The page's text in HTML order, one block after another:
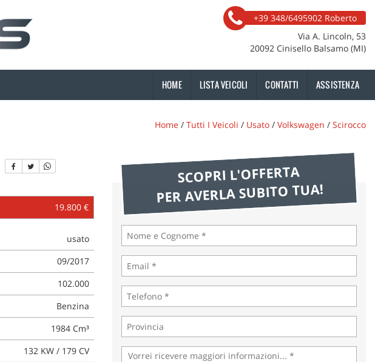
+39 348/6495902 Roberto
Via A. Lincoln, 53
20092 Cinisello Balsamo (MI)
HOME LISTA VEICOLI CONTATTI ASSISTENZA
Home / Tutti I Veicoli / Usato / Volkswagen / Scirocco
19.800 €
usato
09/2017
102.000
Benzina
1984 Cm³
132 KW / 179 CV
SCOPRI L'OFFERTA
PER AVERLA SUBITO TUA!